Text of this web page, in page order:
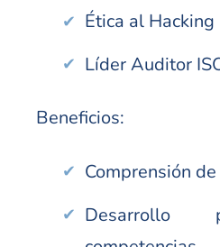
Ética al Hacking
Líder Auditor
Beneficios:
Comprensión
Desarrollo